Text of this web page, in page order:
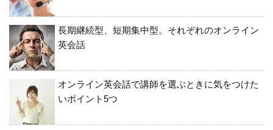
長期継続型、短期集中型。それぞれのオンライン
英会話
オンライン英会話で講師を選ぶときに気をつけた
いポイント5つ